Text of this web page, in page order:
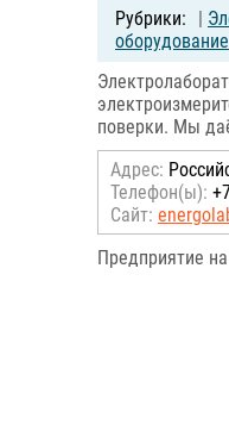
|
оборудование
поверки. Мы
Адрес:
Телефон(ы):
Сайт:
Предприятие на